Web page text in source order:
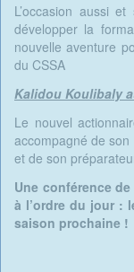
L’occasion aussi
développer la
nouvelle aventure
du CSSA
Kalidou Koulibaly
Le nouvel
accompagné de
et de son
Une conférence
à l’ordre du jour :
saison prochaine !